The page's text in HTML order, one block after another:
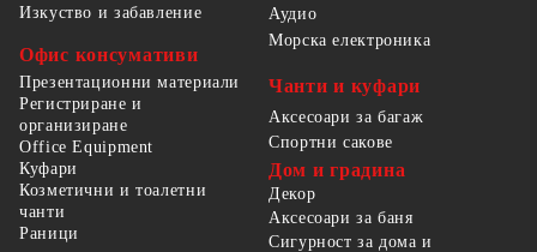
Изкуство и забавление
Офис консумативи
Презентационни материали
Регистриране и
организиране
Office Equipment
Аудио
Морска електроника
Чанти и куфари
Аксесоари за багаж
Спортни сакове
Куфари
Козметични и тоалетни
чанти
Раници
Дом и градина
Декор
Аксесоари за баня
Сигурност за дома и